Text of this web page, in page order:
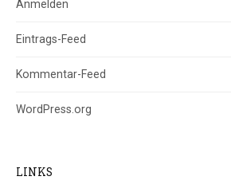
Anmelden
Eintrags-Feed
Kommentar-Feed
WordPress.org
LINKS